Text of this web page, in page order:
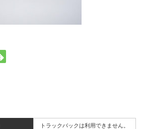
トラックバックは利用できません。